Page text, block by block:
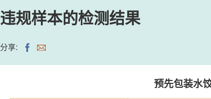
违规样本的检测结果
分享:
预先包装水